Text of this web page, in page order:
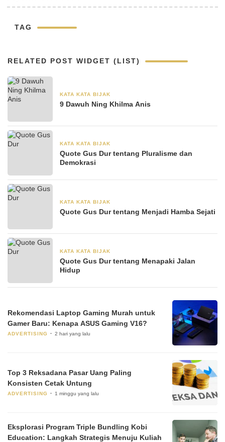
TAG
RELATED POST WIDGET (LIST)
KATA KATA BIJAK
9 Dawuh Ning Khilma Anis
KATA KATA BIJAK
Quote Gus Dur tentang Pluralisme dan
Demokrasi
KATA KATA BIJAK
Quote Gus Dur tentang Menjadi Hamba Sejati
KATA KATA BIJAK
Quote Gus Dur tentang Menapaki Jalan
Hidup
Rekomendasi Laptop Gaming Murah untuk
Gamer Baru: Kenapa ASUS Gaming V16?
ADVERTISING 2 hari yang lalu
Top 3 Reksadana Pasar Uang Paling
Konsisten Cetak Untung
ADVERTISING 1 minggu yang lalu
Eksplorasi Program Triple Bundling Kobi
Education: Langkah Strategis Menuju Kuliah